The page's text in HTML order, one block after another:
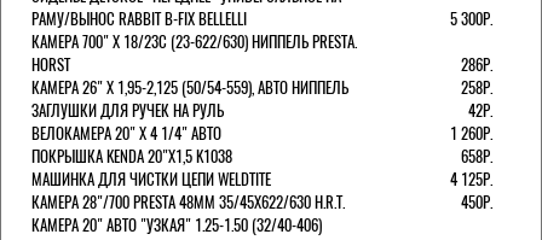
РАМУ/ВЫНОС RABBIT B-FIX BELLELLI
5 300Р.
КАМЕРА 700" Х 18/23C (23-622/630) НИППЕЛЬ PRESTA.
HORST
286Р.
КАМЕРА 26" X 1,95-2,125 (50/54-559), АВТО НИППЕЛЬ
258Р.
ЗАГЛУШКИ ДЛЯ РУЧЕК НА РУЛЬ
42Р.
ВЕЛОКАМЕРА 20" Х 4 1/4" АВТО
1 260Р.
ПОКРЫШКА KENDA 20"Х1,5 K1038
658Р.
МАШИНКА ДЛЯ ЧИСТКИ ЦЕПИ WELDTITE
4 125Р.
КАМЕРА 28"/700 PRESTA 48ММ 35/45Х622/630 H.R.T.
450Р.
КАМЕРА 20" АВТО "УЗКАЯ" 1.25-1.50 (32/40-406)